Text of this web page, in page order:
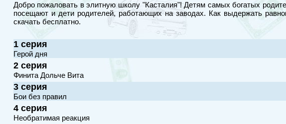
Добро пожаловать в элитную школу "Касталия"! Детям самых богатых
посещают и дети родителей, работающих на заводах. Как выдержать
скачать бесплатно.
1 серия
Герой дня
2 серия
Финита Дольче Вита
3 серия
Бои без правил
4 серия
Необратимая реакция